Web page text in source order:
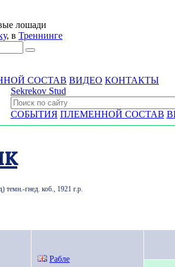
лошади
, в Треннингe
СОСТАВ ВИДЕО КОНТАКТЫ
Sekrekov Stud
СОБЫТИЯ ПЛЕМЕННОЙ СОСТАВ
темн.-гнед. коб., 1921 г.р.
Рабле